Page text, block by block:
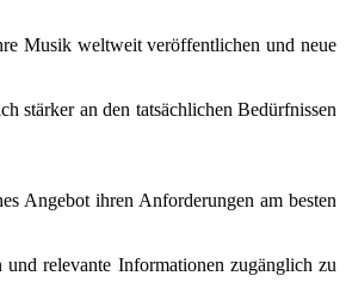
Musik weltweit veröffentlichen und neue
stärker an den tatsächlichen Bedürfnissen
Angebot ihren Anforderungen am besten
relevante Informationen zugänglich zu